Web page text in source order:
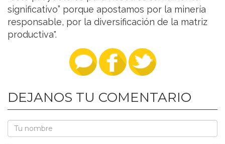
significativo” porque apostamos por la minería
responsable, por la diversificación de la matriz
productiva".
DEJANOS TU COMENTARIO